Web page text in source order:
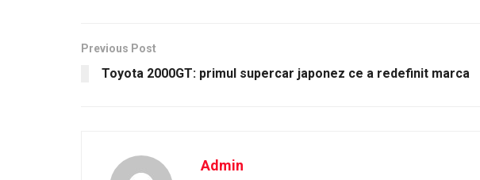
Previous Post
Toyota 2000GT: primul supercar japonez ce a redefinit marca
Admin